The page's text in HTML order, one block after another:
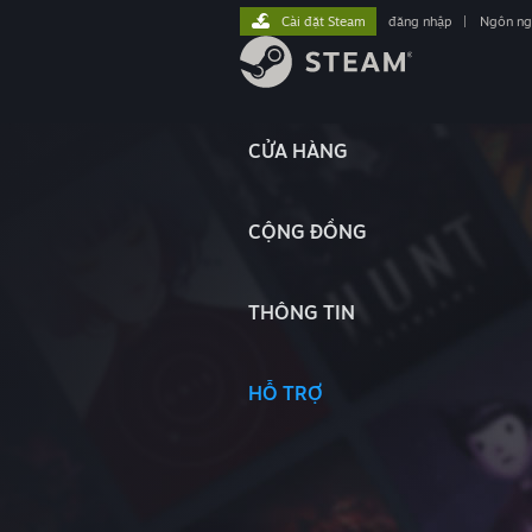
CỬA HÀNG
CỘNG ĐỒNG
THÔNG TIN
HỖ TRỢ
Cài đặt Steam đăng nhập Ngôn